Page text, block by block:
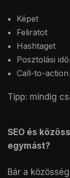
Képet
Feliratot
Hashtaget
Posztolási
Call-to-
Tipp: mindig
SEO és
egymást?
Bár a